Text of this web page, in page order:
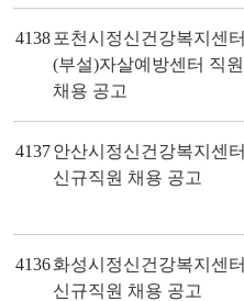
4138 포천시정신건강복지센터
(부설)자살예방센터 직원
채용 공고
4137안산시정신건강복지센터
신규직원 채용 공고
4136화성시정신건강복지센터
신규직원 채용 공고